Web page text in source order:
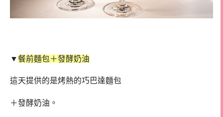
▼餐前麵包＋發酵奶油
這天提供的是烤熱的巧巴達麵包
＋發酵奶油。